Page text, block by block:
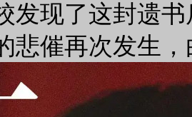
发现了这封遗
悲催再次发生